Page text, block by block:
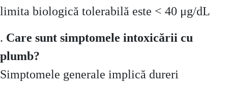
limita biologică tolerabilă este < 40 μg/dL
. Care sunt simptomele intoxicării cu
plumb?
Simptomele generale implică dureri